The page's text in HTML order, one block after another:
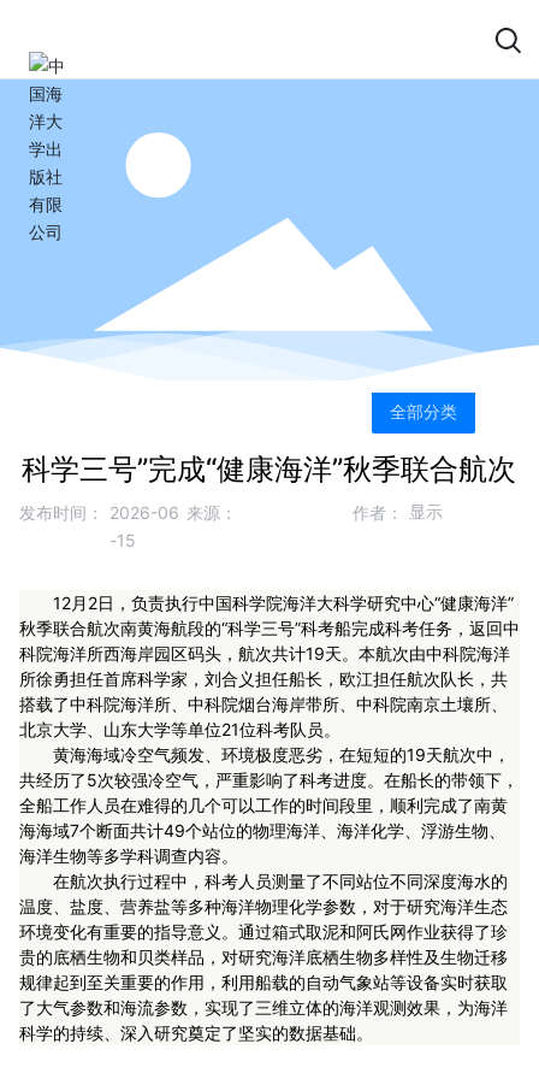
全部分类
科学三号”完成“健康海洋”秋季联合航次
发布时间：
2026-06
-15
来源： 作者： 显示
12月2日，负责执行中国科学院海洋大科学研究中心“健康海洋”
秋季联合航次南黄海航段的“科学三号”科考船完成科考任务，返回中
科院海洋所西海岸园区码头，航次共计19天。本航次由中科院海洋
所徐勇担任首席科学家，刘合义担任船长，欧江担任航次队长，共
搭载了中科院海洋所、中科院烟台海岸带所、中科院南京土壤所、
北京大学、山东大学等单位21位科考队员。
黄海海域冷空气频发、环境极度恶劣，在短短的19天航次中，
共经历了5次较强冷空气，严重影响了科考进度。在船长的带领下，
全船工作人员在难得的几个可以工作的时间段里，顺利完成了南黄
海海域7个断面共计49个站位的物理海洋、海洋化学、浮游生物、
海洋生物等多学科调查内容。
在航次执行过程中，科考人员测量了不同站位不同深度海水的
温度、盐度、营养盐等多种海洋物理化学参数，对于研究海洋生态
环境变化有重要的指导意义。通过箱式取泥和阿氏网作业获得了珍
贵的底栖生物和贝类样品，对研究海洋底栖生物多样性及生物迁移
规律起到至关重要的作用，利用船载的自动气象站等设备实时获取
了大气参数和海流参数，实现了三维立体的海洋观测效果，为海洋
科学的持续、深入研究奠定了坚实的数据基础。